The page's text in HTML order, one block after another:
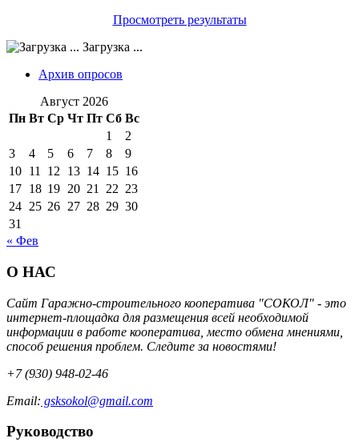
Просмотреть результаты
Загрузка ...
Архив опросов
Август 2026
Пн Вт Ср Чт Пт Сб Вс
1
2
3
4 5 6 7 8
9
10 11 12 13 14 15 16
17 18 19 20 21 22 23
24 25 26 27 28 29 30
31
« Фев
О НАС
Сайт Гаражно-строительного кооператива "СОКОЛ" - это
интернет-площадка для размещения всей необходимой
информации в работе кооператива, место обмена мнениями,
способ решения проблем. Следите за новостями!
+7 (930) 948-02-46
Email: gsksokol@gmail.com
Руководство